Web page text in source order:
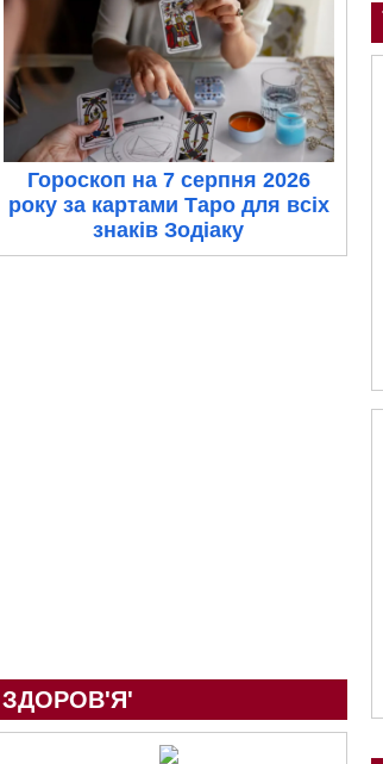
Гороскоп на 7 серпня 2026
року за картами Таро для всіх
знаків Зодіаку
ЗДОРОВ'Я'